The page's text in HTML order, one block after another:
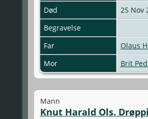
Død
25 Nov
Begravelse
Far
Olaus
Mor
Brit
Mann
Knut Harald Ols.